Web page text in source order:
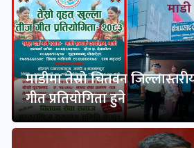
माडीमा तेस्रो चितवन
गीत प्रतियोगिता हुने